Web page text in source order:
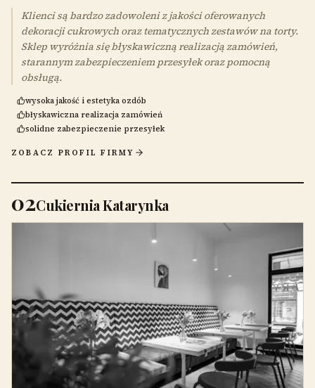
Klienci są bardzo zadowoleni z jakości oferowanych
dekoracji cukrowych oraz tematycznych zestawów na torty.
Sklep wyróżnia się błyskawiczną realizacją zamówień,
starannym zabezpieczeniem przesyłek oraz pomocną
obsługą.
wysoka jakość i estetyka ozdób
błyskawiczna realizacja zamówień
solidne zabezpieczenie przesyłek
ZOBACZ PROFIL FIRMY
02Cukiernia Katarynka